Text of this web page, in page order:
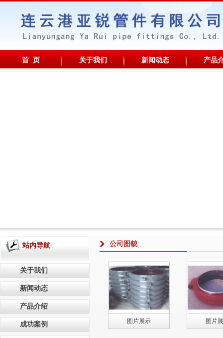
首 页 关于我们 新闻动态 产品
站内导航
关于我们
新闻动态
产品介绍
成功案例
公司图貌
图片展示 图片